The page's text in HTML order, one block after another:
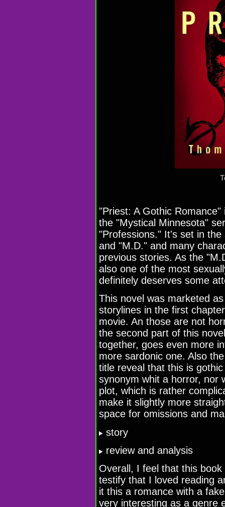
"Priest: A Gothic
the "Mystical Minnesota"
"Professions." It's set in
and "M.D." and many
previous stories. As the
also one of the most
definitely deserves some
This novel was marketed
storylines in the first
movie. An those are not
the second part of this
together, goes even more
more sardonic one. Also
title reveal that this is
synonym whit a horror, nor
plot, which is rather
make it slightly more
space for omissions and
story
review and analysis
Overall, I feel that this
testify that I loved reading
it this a romance with a
very interesting as a genre